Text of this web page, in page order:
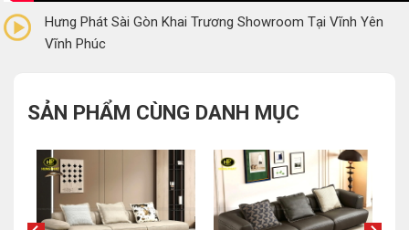
Hưng Phát Sài Gòn Khai Trương Showroom Tại Vĩnh Yên
Vĩnh Phúc
SẢN PHẨM CÙNG DANH MỤC